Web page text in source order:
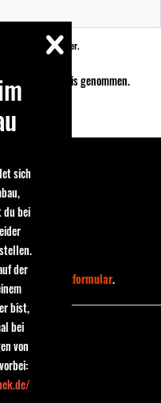
sind Pflichtfelder.
zur Kenntnis genommen.
das Kontaktformular.
sich
du bei
der
bist,
bei
von